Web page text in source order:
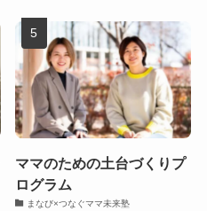
ママのための土台づくりプ
ログラム
まなび×つなぐママ未来塾